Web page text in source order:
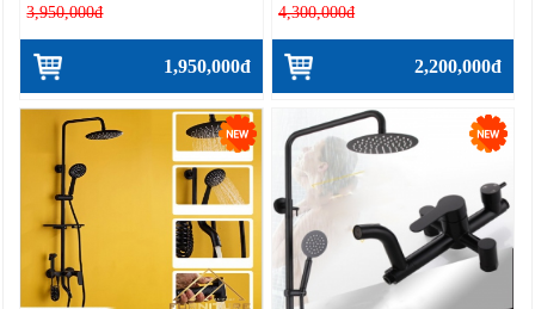
3,950,000đ
1,950,000đ
4,300,000đ
2,200,000đ